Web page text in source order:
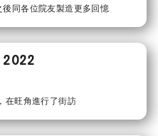
同各位院友製造更多回憶
在旺角進行了街訪